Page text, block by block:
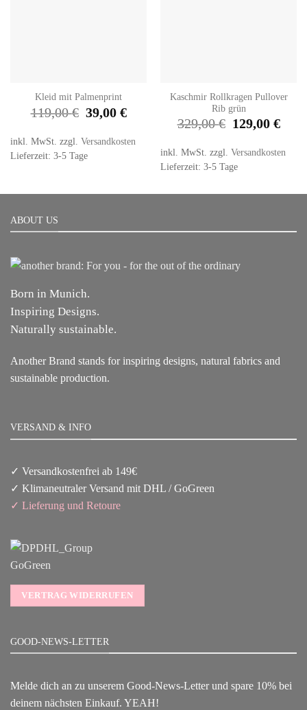
Kleid mit Palmenprint
119,00€
Ursprünglicher
Preis
119,00 €
39,00 €Aktueller
Preis
inkl. MwSt. zzgl. Versandkosten
Lieferzeit: 3-5 Tage
Kaschmir Rollkragen Pullover
Rib grün
329,00€
Ursprünglicher
Preis
329,00 €
129,00 €Preis
inkl. MwSt. zzgl. Versandkosten
Lieferzeit: 3-5 Tage
ABOUT US
Born in Munich.
Inspiring Designs.
Naturally sustainable.
Another Brand stands for inspiring designs, natural fabrics and
sustainable production.
VERSAND & INFO
✓ Versandkostenfrei ab 149€
✓ Klimaneutraler Versand mit DHL / GoGreen
✓ Lieferung und Retoure
VERTRAG WIDERRUFEN
GOOD-NEWS-LETTER
Melde dich an zu unserem Good-News-Letter und spare 10% bei
deinem nächsten Einkauf. YEAH!